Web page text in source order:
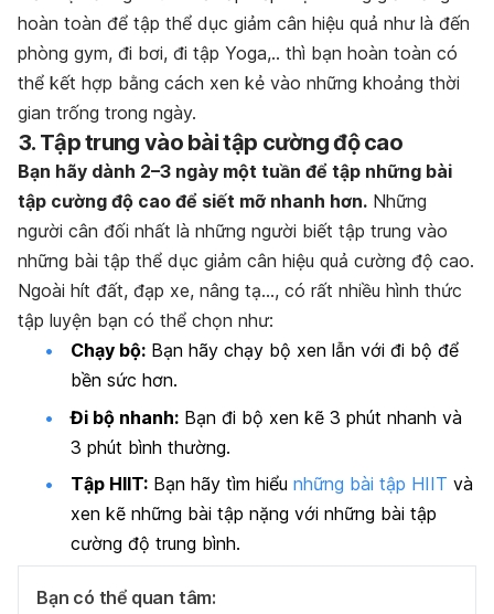
hoàn toàn để tập thể dục giảm cân hiệu quả như là đến
phòng gym, đi bơi, đi tập Yoga,.. thì bạn hoàn toàn có
thể kết hợp bằng cách xen kẻ vào những khoảng thời
gian trống trong ngày.
3. Tập trung vào bài tập cường độ cao
Bạn hãy dành 2–3 ngày một tuần để tập những bài
tập cường độ cao để siết mỡ nhanh hơn. Những
người cân đối nhất là những người biết tập trung vào
những bài tập thể dục giảm cân hiệu quả cường độ cao.
Ngoài hít đất, đạp xe, nâng tạ…, có rất nhiều hình thức
tập luyện bạn có thể chọn như:
Chạy bộ: Bạn hãy chạy bộ xen lẫn với đi bộ để
bền sức hơn.
Đi bộ nhanh: Bạn đi bộ xen kẽ 3 phút nhanh và
3 phút bình thường.
Tập HIIT: Bạn hãy tìm hiểu những bài tập HIIT và
xen kẽ những bài tập nặng với những bài tập
cường độ trung bình.
Bạn có thể quan tâm: